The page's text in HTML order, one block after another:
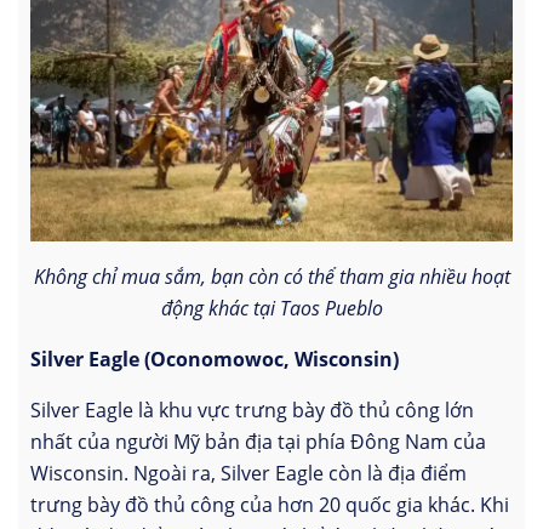
Không chỉ mua sắm, bạn còn có thể tham gia nhiều hoạt
động khác tại Taos Pueblo
Silver Eagle (Oconomowoc, Wisconsin)
Silver Eagle là khu vực trưng bày đồ thủ công lớn
nhất của người Mỹ bản địa tại phía Đông Nam của
Wisconsin. Ngoài ra, Silver Eagle còn là địa điểm
trưng bày đồ thủ công của hơn 20 quốc gia khác. Khi